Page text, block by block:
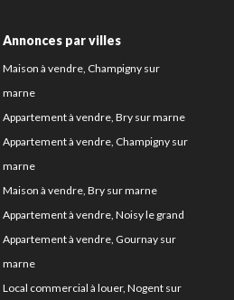
Annonces par villes
Maison à vendre, Champigny sur
marne
Appartement à vendre, Bry sur marne
Appartement à vendre, Champigny sur
marne
Maison à vendre, Bry sur marne
Appartement à vendre, Noisy le grand
Appartement à vendre, Gournay sur
marne
Local commercial à louer, Nogent sur